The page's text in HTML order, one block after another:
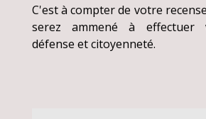
C'est à compter de votre
serez ammené à effectuer
défense et citoyenneté.